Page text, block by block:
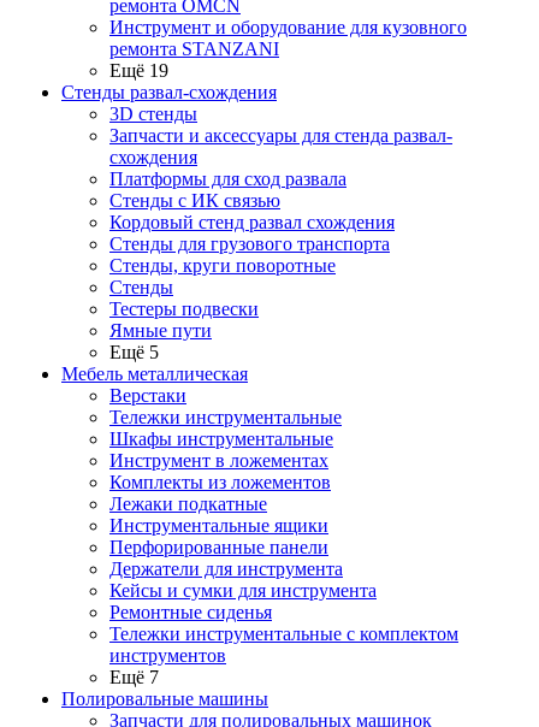
ремонта OMCN
Инструмент и оборудование для кузовного
ремонта STANZANI
Ещё 19
Стенды развал-схождения
3D стенды
Запчасти и аксессуары для стенда развал-
схождения
Платформы для сход развала
Стенды с ИК связью
Кордовый стенд развал схождения
Стенды для грузового транспорта
Стенды, круги поворотные
Стенды
Тестеры подвески
Ямные пути
Ещё 5
Мебель металлическая
Верстаки
Тележки инструментальные
Шкафы инструментальные
Инструмент в ложементах
Комплекты из ложементов
Лежаки подкатные
Инструментальные ящики
Перфорированные панели
Держатели для инструмента
Кейсы и сумки для инструмента
Ремонтные сиденья
Тележки инструментальные с комплектом
инструментов
Ещё 7
Полировальные машины
Запчасти для полировальных машинок